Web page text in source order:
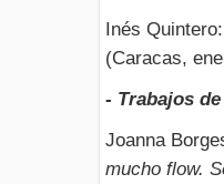
Inés
(Caracas,
- Trabajos
Joanna
mucho flow.